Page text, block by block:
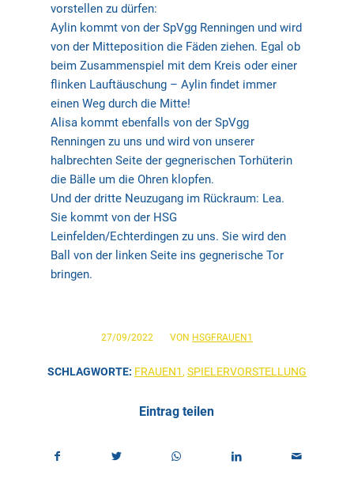
vorstellen zu dürfen:
Aylin kommt von der SpVgg Renningen und wird
von der Mitteposition die Fäden ziehen. Egal ob
beim Zusammenspiel mit dem Kreis oder einer
flinken Lauftäuschung – Aylin findet immer
einen Weg durch die Mitte!
Alisa kommt ebenfalls von der SpVgg
Renningen zu uns und wird von unserer
halbrechten Seite der gegnerischen Torhüterin
die Bälle um die Ohren klopfen.
Und der dritte Neuzugang im Rückraum: Lea.
Sie kommt von der HSG
Leinfelden/Echterdingen zu uns. Sie wird den
Ball von der linken Seite ins gegnerische Tor
bringen.
27/09/2022
/ VON HSGFRAUEN1
SCHLAGWORTE: FRAUEN1,SPIELERVORSTELLUNG
Eintrag teilen